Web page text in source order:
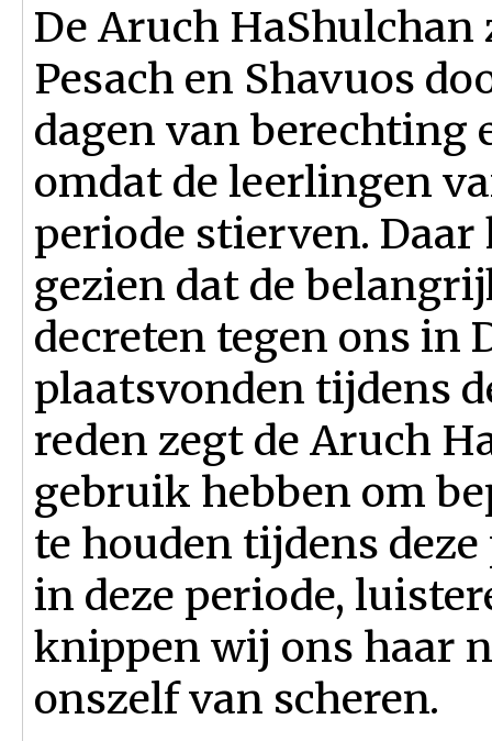
De Aruch HaShulchan
Pesach en Shavuos
dagen van berechting
omdat de leerlingen
periode stierven.
gezien dat de
decreten tegen ons in
plaatsvonden tijdens
reden zegt de Aruch
gebruik hebben om
te houden tijdens
in deze periode,
knippen wij ons haar
onszelf van scheren.